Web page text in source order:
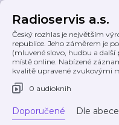
Radioservis a.s.
Český rozhlas je největším
republice. Jeho záměrem je
(mluvené slovo, hudbu a
místě online. Nabízené
kvalitě upravené zvukovými
0 audioknih
Doporučené Dle